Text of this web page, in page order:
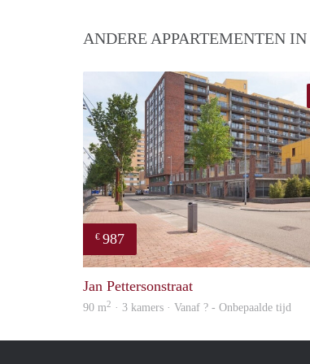
ANDERE APPARTEMENTEN IN
€ 987
Jan Pettersonstraat
90 m2 · 3 kamers · Vanaf ? - Onbepaalde tijd